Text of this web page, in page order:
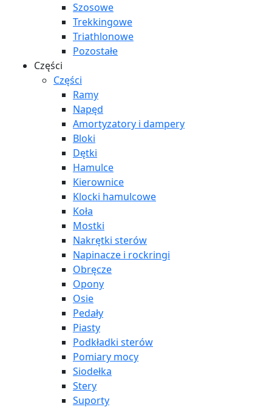
Szosowe
Trekkingowe
Triathlonowe
Pozostałe
Części
Części
Ramy
Napęd
Amortyzatory i dampery
Bloki
Dętki
Hamulce
Kierownice
Klocki hamulcowe
Koła
Mostki
Nakrętki sterów
Napinacze i rockringi
Obręcze
Opony
Osie
Pedały
Piasty
Podkładki sterów
Pomiary mocy
Siodełka
Stery
Suporty